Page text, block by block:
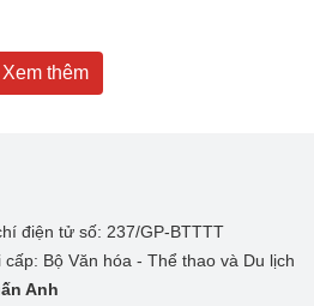
Xem thêm
điện tử số: 237/GP-BTTTT
Bộ Văn hóa - Thể thao và Du lịch
Anh